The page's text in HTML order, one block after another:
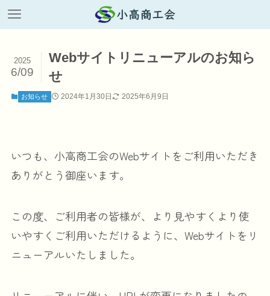
Webサイトリニューアルのお知ら
せ
2025
6/09
お知らせ 2024年1月30日 2025年6月9日
いつも、小高商工会のWebサイトをご利用いただき
ありがとう御座います。
この度、ご利用者の皆様が、より見やすくより使
いやすくご利用いただけるように、Webサイトをリ
ニューアルいたしました。